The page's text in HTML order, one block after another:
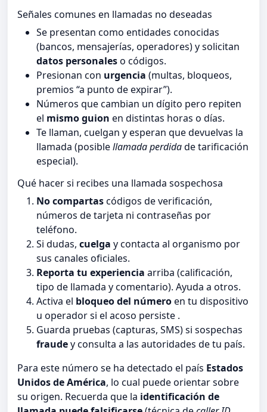
Señales comunes en llamadas no deseadas
Se presentan como entidades conocidas
(bancos, mensajerías, operadores) y solicitan
datos personaleso códigos.
Presionan con urgencia (multas, bloqueos,
premios “a punto de expirar”).
Números que cambian un dígito pero repiten
el mismo guion en distintas horas o días.
Te llaman, cuelgan y esperan que devuelvas la
llamada (posiblellamada perdidade tarificación
especial).
Qué hacer si recibes una llamada sospechosa
No compartascódigos de verificación,
números de tarjeta ni contraseñas por
teléfono.
Si dudas, cuelga y contacta al organismo por
sus canales oficiales.
Reporta tu experiencia arriba (calificación,
tipo de llamada y comentario). Ayuda a otros.
Activa el bloqueo del númeroen tu dispositivo
u operador si el acoso persiste .
Guarda pruebas (capturas, SMS) si sospechas
fraudey consulta a las autoridades de tu país.
Para este número se ha detectado el país Estados
Unidos de América, lo cual puede orientar sobre
su origen. Recuerda que la identificación de